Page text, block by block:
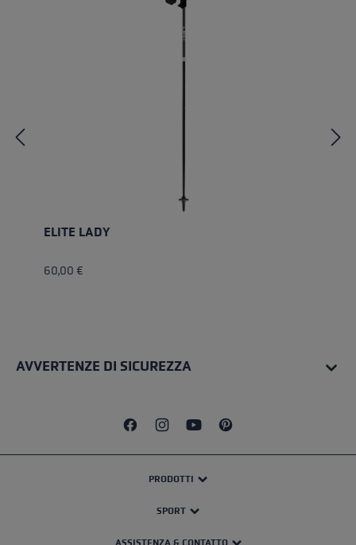
ELITE LADY
60,00 €
AVVERTENZE DI SICUREZZA
PRODOTTI
SPORT
ASSISTENZA & CONTATTO